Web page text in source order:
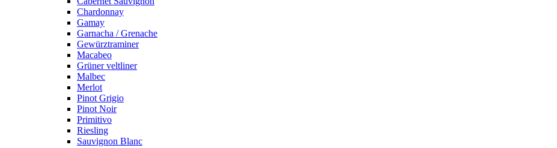
Chardonnay
Gamay
Garnacha / Grenache
Gewürztraminer
Macabeo
Grüner veltliner
Malbec
Merlot
Pinot Grigio
Pinot Noir
Primitivo
Riesling
Sauvignon Blanc